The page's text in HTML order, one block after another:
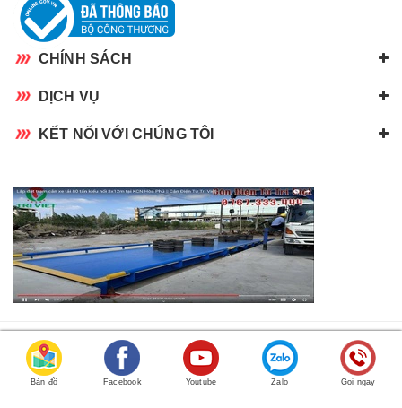
CHÍNH SÁCH
DỊCH VỤ
KẾT NỐI VỚI CHÚNG TÔI
CÔNG TY TNHH CÂN ĐIỆN TỬ TRÍ VIỆT
RẤT HÂN HẠNH ĐƯỢC PHỤC VỤ QUÝ KHÁCH.
Bản đồ Facebook Youtube Zalo Gọi ngay